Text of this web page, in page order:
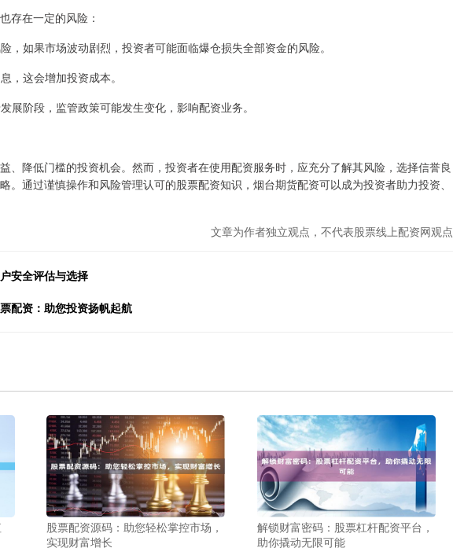
存在一定的风险：
，如果市场波动剧烈，投资者可能面临爆仓损失全部资金的风险。
，这会增加投资成本。
展阶段，监管政策可能发生变化，影响配资业务。
、降低门槛的投资机会。然而，投资者在使用配资服务时，应充分了解其风险，选择信誉良
。通过谨慎操作和风险管理认可的股票配资知识，烟台期货配资可以成为投资者助力投资、
文章为作者独立观点，不代表股票线上配资网观点
安全评估与选择
配资：助您投资扬帆起航
股票配资源码：助您轻松掌控市场，
实现财富增长
解锁财富密码：股票杠杆配资平台，
助你撬动无限可能